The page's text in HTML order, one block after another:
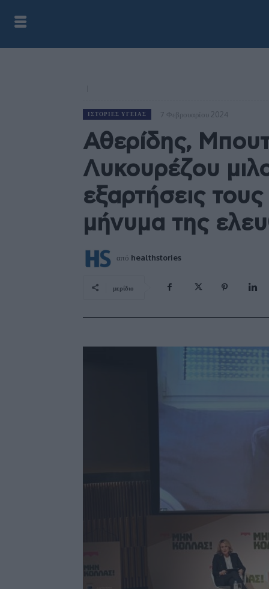
ΙΣΤΟΡΊΕΣ ΥΓΕΊΑΣ 7 Φεβρουαρίου 2024
Αθερίδης,
Λυκουρέζου
εξαρτήσεις
μήνυμα της
από healthstories
μερίδιο